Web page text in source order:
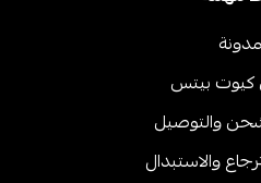
كيوت بيتس
والتوصيل
والاستبدال